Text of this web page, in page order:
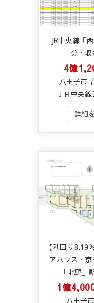
JR中央線「
分・
4億
八王子市
ＪＲ中央
【利回り8.19
アハウス・
「北野」
1億
八王子